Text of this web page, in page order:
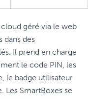
géré via le web
dans des
Il prend en charge
le code PIN, les
le badge utilisateur
Les SmartBoxes se